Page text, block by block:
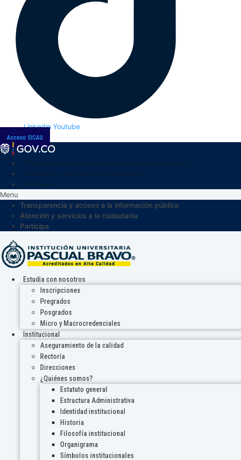
Linkedin Youtube
Acceso SICAU
Menu
Transparencia y acceso a la información pública
Atención y servicios a la ciudadanía
Participa
Estudia con nosotros
Inscripciones
Pregrados
Posgrados
Micro y Macrocredenciales
Institucional
Aseguramiento de la calidad
Rectoría
Direcciones
¿Quiénes somos?
Estatuto general
Estructura Administrativa
Identidad institucional
Historia
Filosofía institucional
Organigrama
Símbolos institucionales